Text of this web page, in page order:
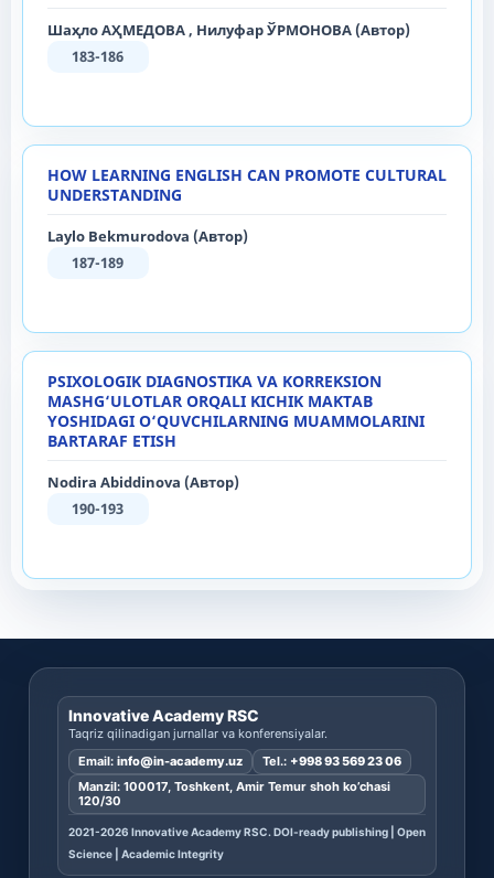
Шаҳло АҲМЕДОВА , Нилуфар ЎРМОНОВА (Автор)
183-186
HOW LEARNING ENGLISH CAN PROMOTE CULTURAL
UNDERSTANDING
Laylo Bekmurodova (Автор)
187-189
PSIXOLOGIK DIAGNOSTIKA VA KORREKSION
MASHG‘ULOTLAR ORQALI KICHIK MAKTAB
YOSHIDAGI O‘QUVCHILARNING MUAMMOLARINI
BARTARAF ETISH
Nodira Abiddinova (Автор)
190-193
Innovative Academy RSC
Taqriz qilinadigan jurnallar va konferensiyalar.
Email: info@in-academy.uz Tel.: +998 93 569 23 06
Manzil: 100017, Toshkent, Amir Temur shoh ko’chasi
120/30
2021-2026 Innovative Academy RSC. DOI-ready publishing | Open
Science | Academic Integrity